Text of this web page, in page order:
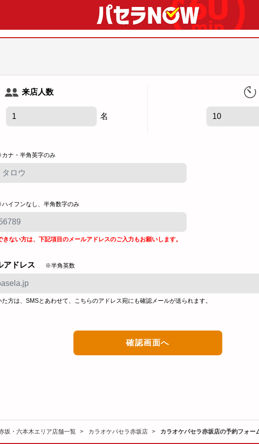
来店人数
名
ナ・半角英字のみ
イフンなし、半角数字のみ
ない方は、下記項目のメールアドレスのご入力もお願いします。
アドレス ※半角英数
方は、SMSとあわせて、こちらのアドレス宛にも確認メールが送られます。
坂・六本木エリア店舗一覧 カラオケパセラ赤坂店 カラオケパセラ赤坂店の予約フォー